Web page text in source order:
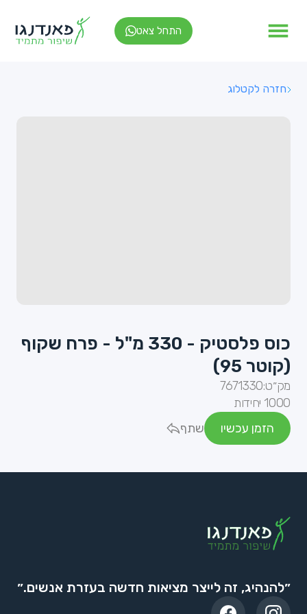
התחל צאט
חזרה לקטלוג
כוס פלסטיק - 330 מ"ל - פרח שקוף
(קוטר 95)
מק״ט:7671330
1000 יחידות
הזמן עכשיו
שתף
״להנהיג, זה לייצר מציאות חדשה בעזרת אנשים.״